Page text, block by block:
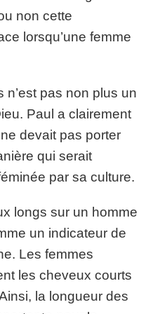
non cette
lorsqu’une femme
pas non plus un
Paul a clairement
devait pas porter
qui serait
par sa culture.
longs sur un homme
un indicateur de
Les femmes
les cheveux courts
la longueur des